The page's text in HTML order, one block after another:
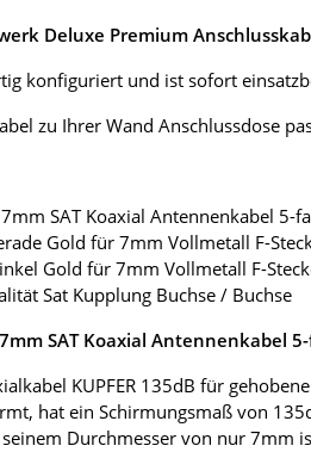
Deluxe Premium
konfiguriert und ist sofort
zu Ihrer Wand Anschlussdose
SAT Koaxial Antennenkabel 5-
Gold für 7mm Vollmetall F-
Gold für 7mm Vollmetall F-
Sat Kupplung Buchse / Buchse
SAT Koaxial Antennenkabel 5-
KUPFER 135dB für
hat ein Schirmungsmaß von
Durchmesser von nur 7mm